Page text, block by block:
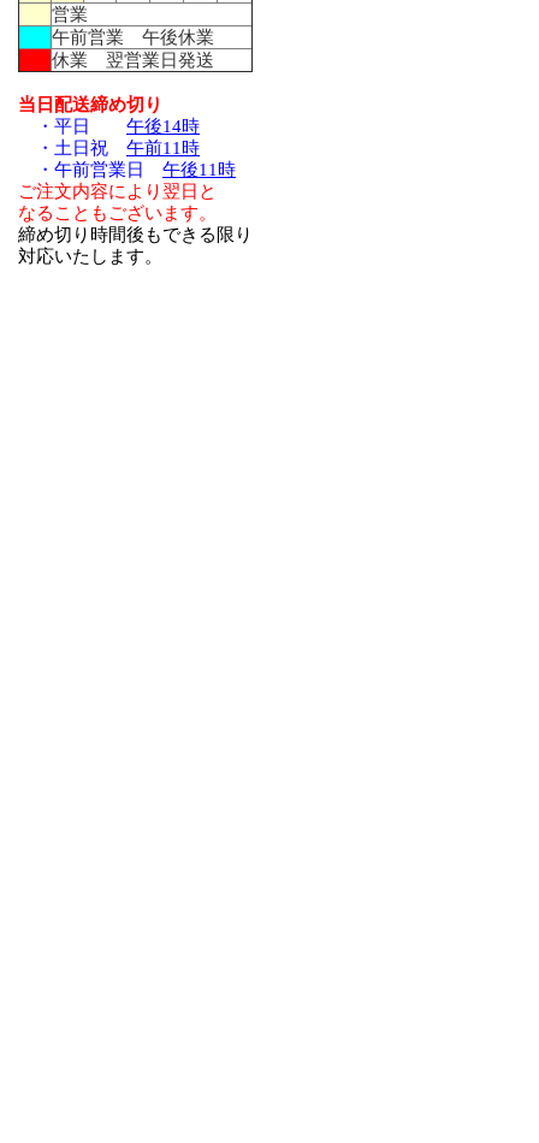
営業
午前営業 午後休業
休業 翌営業日発送
当日配送締め切り
・平日 午後14時
・土日祝 午前11時
・午前営業日 午後11時
ご注文内容により翌日と
なることもございます。
締め切り時間後もできる限り
対応いたします。